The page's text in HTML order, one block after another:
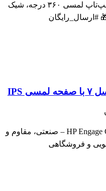
39,900,000 تومان
است.
💻 لپ تاپ Lenovo Edge 2-1580 – لپ‌تاپ لمسی ۳۶۰ درجه، شیک
23,500,000 تومان
💻 تبلت ویندوزی HP Engage Go Mobile System – صنعتی، مقاوم و
و فروشگاهی